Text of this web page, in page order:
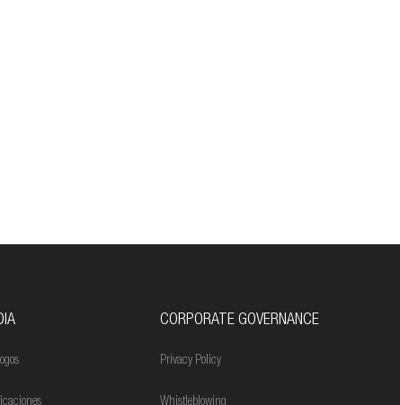
CORPORATE GOVERNANCE
Privacy Policy
Whistleblowing